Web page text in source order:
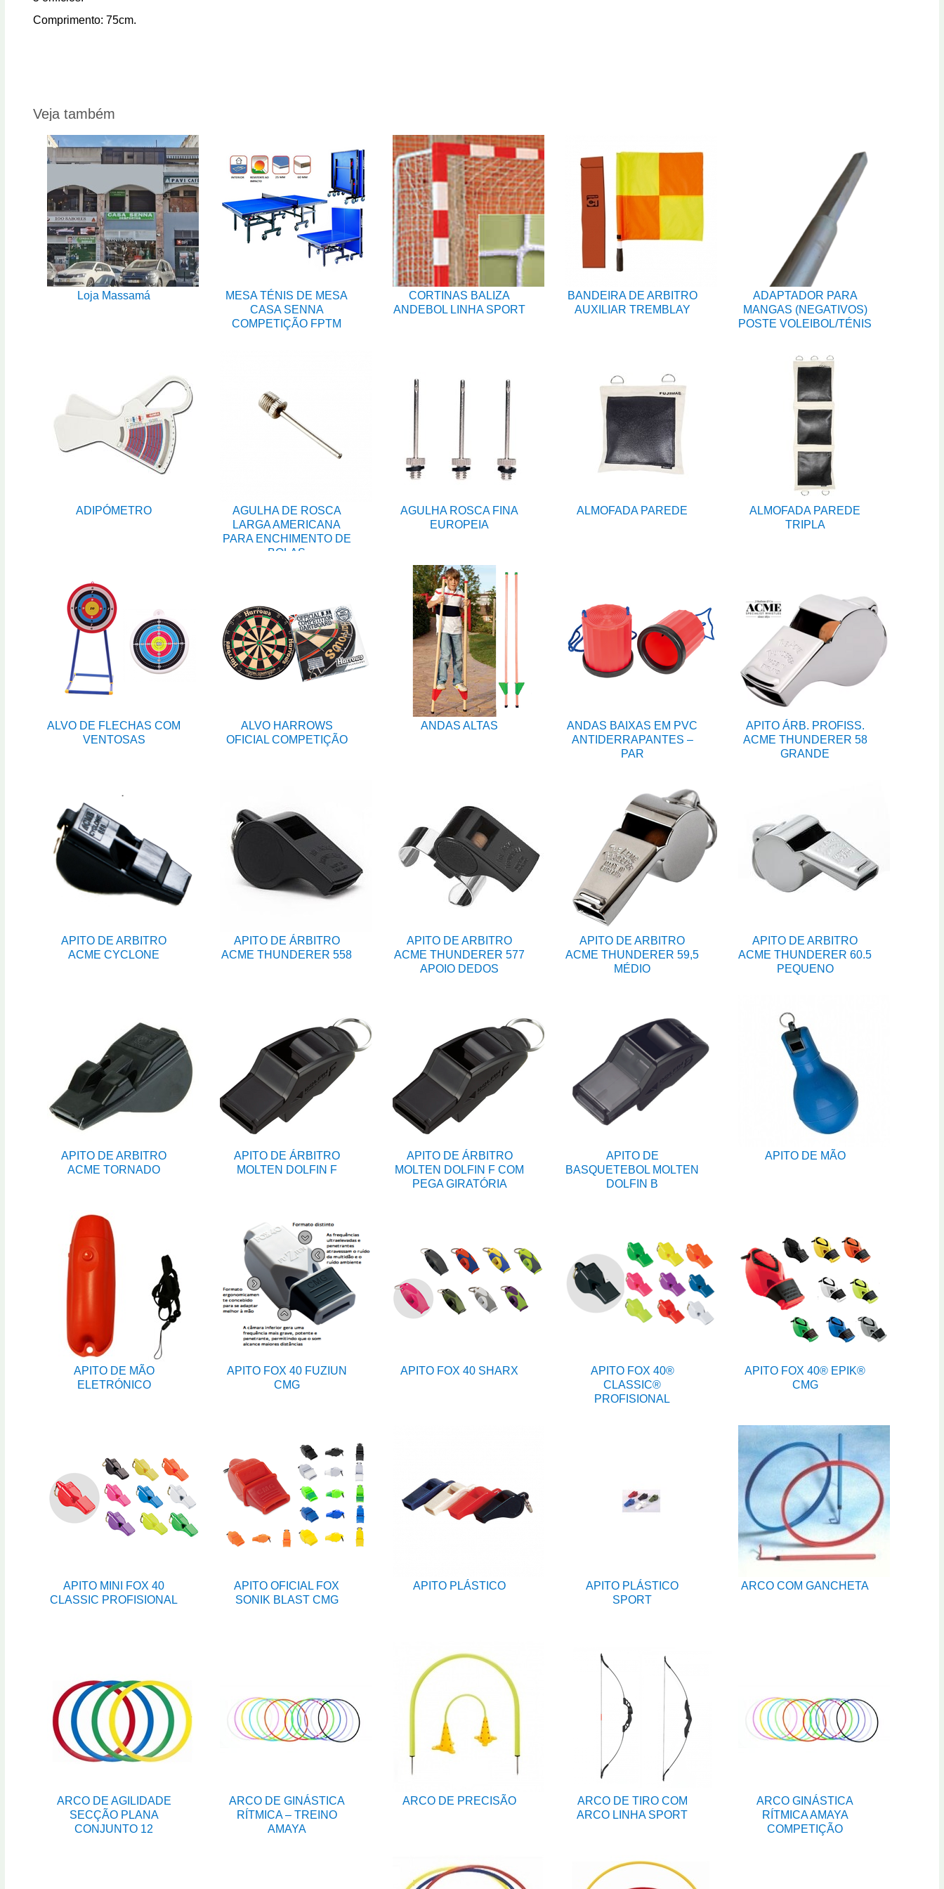
Comprimento: 75cm.
Veja também
Loja Massamá
MESA TÉNIS DE MESA
CASA SENNA
COMPETIÇÃO FPTM
CORTINAS BALIZA
ANDEBOL LINHA SPORT
BANDEIRA DE ARBITRO
AUXILIAR TREMBLAY
ADAPTADOR PARA
MANGAS (NEGATIVOS)
POSTE VOLEIBOL/TÉNIS
ADIPÓMETRO
AGULHA DE ROSCA
LARGA AMERICANA
PARA ENCHIMENTO DE
BOLAS
AGULHA ROSCA FINA
EUROPEIA
ALMOFADA PAREDE
ALMOFADA PAREDE
TRIPLA
ALVO DE FLECHAS COM
VENTOSAS
ALVO HARROWS
OFICIAL COMPETIÇÃO
ANDAS ALTAS
ANDAS BAIXAS EM PVC
ANTIDERRAPANTES –
PAR
APITO ÁRB. PROFISS.
ACME THUNDERER 58
GRANDE
APITO DE ARBITRO
ACME CYCLONE
APITO DE ÁRBITRO
ACME THUNDERER 558
APITO DE ARBITRO
ACME THUNDERER 577
APOIO DEDOS
APITO DE ARBITRO
ACME THUNDERER 59,5
MÉDIO
APITO DE ARBITRO
ACME THUNDERER 60.5
PEQUENO
APITO DE ARBITRO
ACME TORNADO
APITO DE ÁRBITRO
MOLTEN DOLFIN F
APITO DE ÁRBITRO
MOLTEN DOLFIN F COM
PEGA GIRATÓRIA
APITO DE
BASQUETEBOL MOLTEN
DOLFIN B
APITO DE MÃO
APITO DE MÃO
ELETRÓNICO
APITO FOX 40 FUZIUN
CMG
APITO FOX 40 SHARX
APITO FOX 40®
CLASSIC®
PROFISIONAL
APITO FOX 40® EPIK®
CMG
APITO MINI FOX 40
CLASSIC PROFISIONAL
APITO OFICIAL FOX
SONIK BLAST CMG
APITO PLÁSTICO
APITO PLÁSTICO
SPORT
ARCO COM GANCHETA
ARCO DE AGILIDADE
SECÇÃO PLANA
CONJUNTO 12
ARCO DE GINÁSTICA
RÍTMICA – TREINO
AMAYA
ARCO DE PRECISÃO
ARCO DE TIRO COM
ARCO LINHA SPORT
ARCO GINÁSTICA
RÍTMICA AMAYA
COMPETIÇÃO